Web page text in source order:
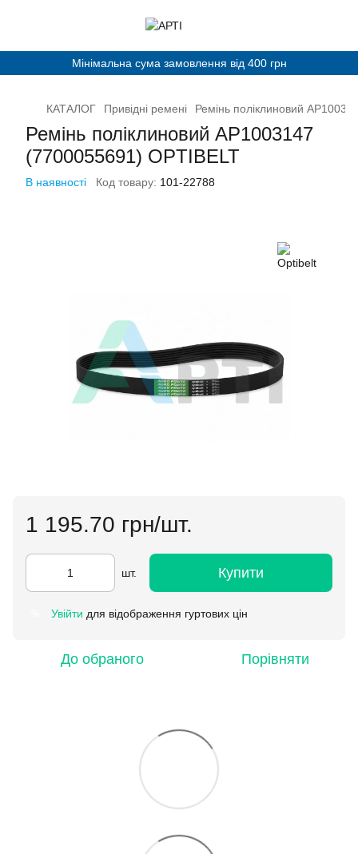
Мінімальна сума замовлення від 400 грн
КАТАЛОГ Привідні ремені Ремінь поліклиновий
Ремінь поліклиновий AP1003147
(7700055691) OPTIBELT
В наявності Код товару: 101-22788
1 195.70 грн/шт.
шт. Купити
Увійти для відображення гуртових цін
До обраного Порівняти